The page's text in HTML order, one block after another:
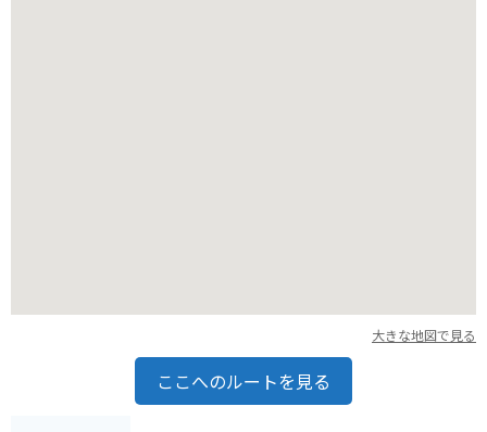
大きな地図で見る
ここへのルートを見る